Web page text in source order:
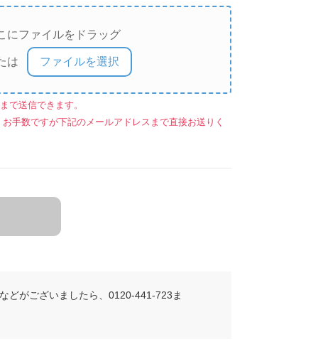
にファイルをドラッグ
は ファイルを選択
で送信できます。
手数ですが下記のメールアドレスまで直接お送りく
どがございましたら、0120-441-723ま